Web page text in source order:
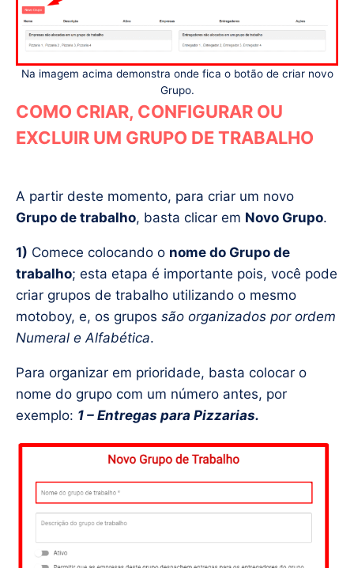
Na imagem acima demonstra onde fica o botão de criar novo
Grupo.
COMO CRIAR, CONFIGURAR OU
EXCLUIR UM GRUPO DE TRABALHO
A partir deste momento, para criar um novo
Grupo de trabalho, basta clicar em Novo Grupo.
1) Comece colocando o nome do Grupo de
trabalho; esta etapa é importante pois, você pode
criar grupos de trabalho utilizando o mesmo
motoboy, e, os grupos são organizados por ordem
Numeral e Alfabética.
Para organizar em prioridade, basta colocar o
nome do grupo com um número antes, por
exemplo: 1 – Entregas para Pizzarias.